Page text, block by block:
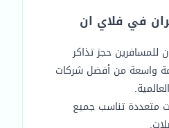
في فلاي ان
للمسافرين حجز تذاكر
واسعة من أفضل شركات
متعددة تناسب جميع